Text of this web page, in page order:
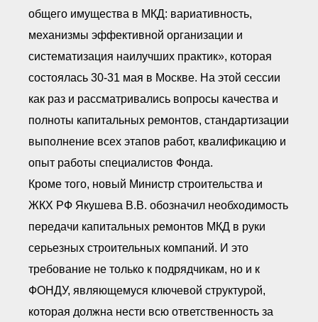
общего имущества в МКД: вариативность,
механизмы эффективной организации и
систематизация наилучших практик», которая
состоялась 30-31 мая в Москве. На этой сессии
как раз и рассматривались вопросы качества и
полноты капитальных ремонтов, стандартизации
выполнение всех этапов работ, квалификацию и
опыт работы специалистов Фонда.
Кроме того, новый Министр строительства и
ЖКХ РФ Якушева В.В. обозначил необходимость
передачи капитальных ремонтов МКД в руки
серьезных строительных компаний. И это
требование не только к подрядчикам, но и к
ФОНДУ, являющемуся ключевой структурой,
которая должна нести всю ответственность за